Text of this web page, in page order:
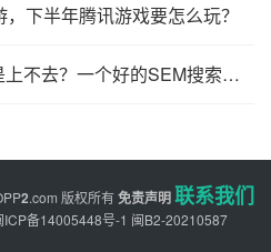
下半年腾讯游戏要怎么玩？
为什么价格很高排名还是上不去？一个好的SEM搜索推广账号架构很重要！
2.com 版权所有免责声明联系我们
ICP备14005448号-1 闽B2-20210587